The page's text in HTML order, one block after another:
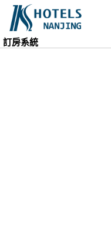
訂房系統